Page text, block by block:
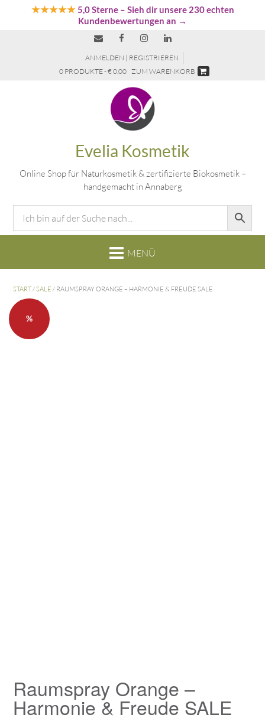
★★★★★5,0 Sterne– Sieh dir unsere 230 echten
Kundenbewertungen an →
ANMELDEN | REGISTRIEREN
0 PRODUKTE - € 0,00 ZUM WARENKORB
Evelia Kosmetik
Online Shop für Naturkosmetik & zertifizierte Biokosmetik –
handgemacht in Annaberg
START/SALE / RAUMSPRAY ORANGE – HARMONIE & FREUDE SALE
%
Raumspray Orange –
Harmonie & Freude SALE